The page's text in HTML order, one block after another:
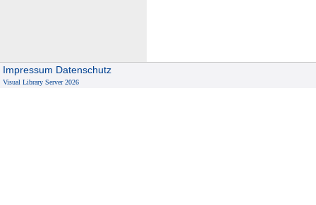
Impressum Datenschutz
Visual Library Server 2026